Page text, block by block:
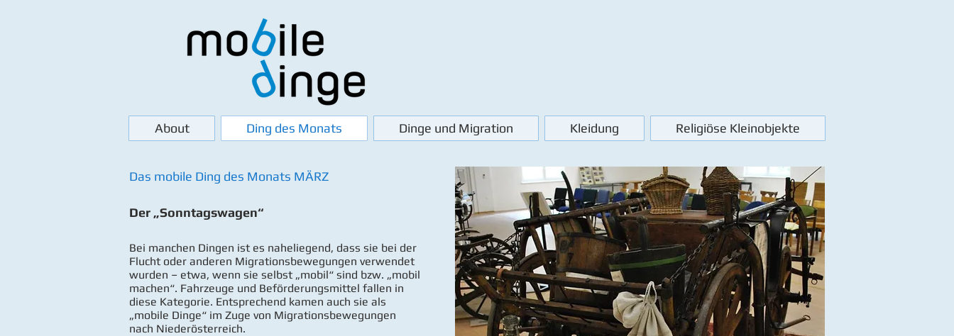
About Ding des Monats Dinge und Migration Kleidung Religiöse Kleinobjekte
Das mobile Ding des Monats MÄRZ
Der „Sonntagswagen“
Bei manchen Dingen ist es naheliegend, dass sie bei der
Flucht oder anderen Migrationsbewegungen verwendet
wurden – etwa, wenn sie selbst „mobil“ sind bzw. „mobil
machen“. Fahrzeuge und Beförderungsmittel fallen in
diese Kategorie. Entsprechend kamen auch sie als
„mobile Dinge“ im Zuge von Migrationsbewegungen
nach Niederösterreich.